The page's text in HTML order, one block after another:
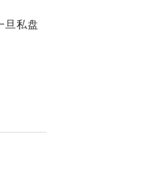
旦私盘